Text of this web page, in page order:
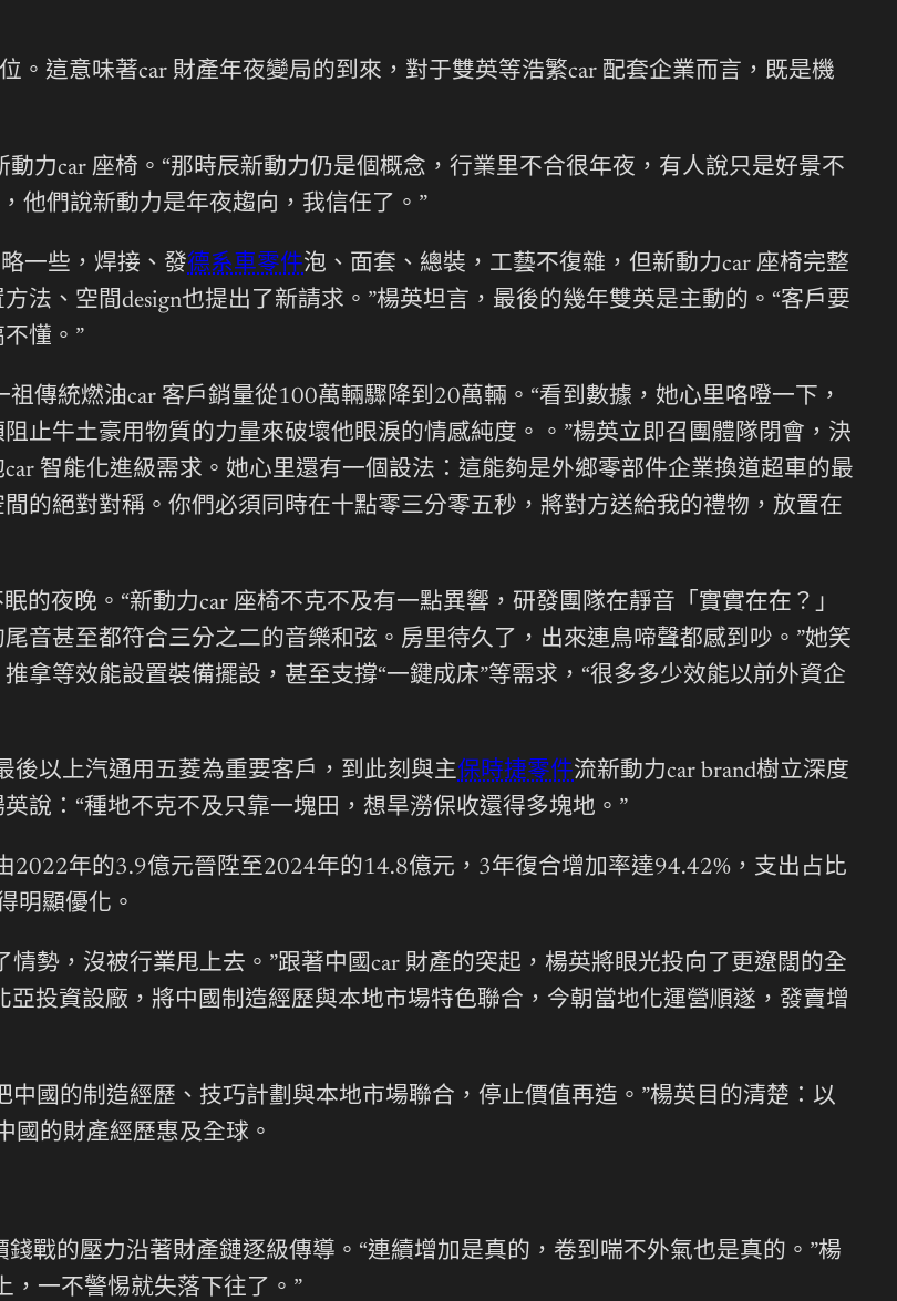
。這意味著car 財產年夜變局的到來，對于雙英等浩繁car 配套企業而言，既是機
力car 座椅。“那時辰新動力仍是個概念，行業里不合很年夜，有人說只是好景不
他們說新動力是年夜趨向，我信任了。”
一些，焊接、發德系車零件泡、面套、總裝，工藝不復雜，但新動力car 座椅完整
法、空間design也提出了新請求。”楊英坦言，最後的幾年雙英是主動的。“客戶要
懂。”
傳統燃油car 客戶銷量從100萬輛驟降到20萬輛。“看到數據，她心里咯噔一下，
止牛土豪用物質的力量來破壞他眼淚的情感純度。。”楊英立即召團體隊閉會，決
智能化進級需求。她心里還有一個設法：這能夠是外鄉零部件企業換道超車的最
的絕對對稱。你們必須同時在十點零三分零五秒，將對方送給我的禮物，放置在
的夜晚。“新動力car 座椅不克不及有一點異響，研發團隊在靜音「實實在在？」
尾音甚至都符合三分之二的音樂和弦。房里待久了，出來連鳥啼聲都感到吵。”她笑
拿等效能設置裝備擺設，甚至支撐“一鍵成床”等需求，“很多多少效能以前外資企
後以上汽通用五菱為重要客戶，到此刻與主保時捷零件流新動力car brand樹立深度
說：“種地不克不及只靠一塊田，想旱澇保收還得多塊地。”
2022年的3.9億元晉陞至2024年的14.8億元，3年復合增加率達94.42%，支出占比
明顯優化。
勢，沒被行業甩上去。”跟著中國car 財產的突起，楊英將眼光投向了更遼闊的全
投資設廠，將中國制造經歷與本地市場特色聯合，今朝當地化運營順遂，發賣增
中國的制造經歷、技巧計劃與本地市場聯合，停止價值再造。”楊英目的清楚：以
國的財產經歷惠及全球。
戰的壓力沿著財產鏈逐級傳導。“連續增加是真的，卷到喘不外氣也是真的。”楊
，一不警惕就失落下往了。”